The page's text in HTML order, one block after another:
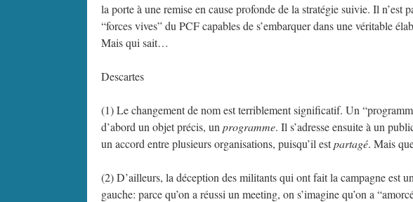
la porte à une remise en cause profonde de la stratégie suivie. Il n’est
“forces vives” du PCF capables de s’embarquer dans une véritable
Mais qui sait…
Descartes
(1) Le changement de nom est terriblement significatif. Un
d’abord un objet précis, un programme. Il s’adresse ensuite à un
un accord entre plusieurs organisations, puisqu’il estpartagé. Mais
(2) D’ailleurs, la déception des militants qui ont fait la campagne est
gauche: parce qu’on a réussi un meeting, on s’imagine qu’on a